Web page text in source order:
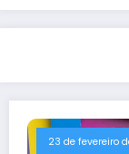
23 de fevereiro